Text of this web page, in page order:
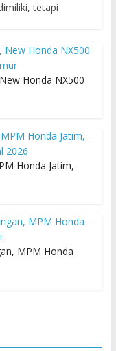
tetapi
Honda NX500
Honda Jatim,
MPM Honda